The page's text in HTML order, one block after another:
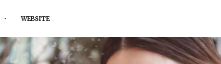
WEBSITE